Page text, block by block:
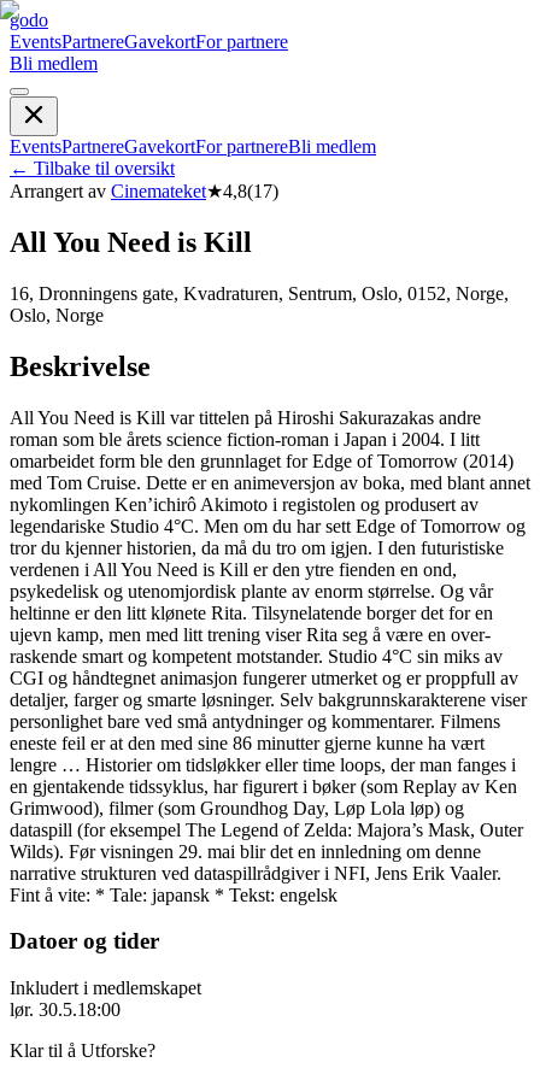
godo
EventsPartnereGavekortFor partnere
Bli medlem
EventsPartnereGavekortFor partnereBli medlem
← Tilbake til oversikt
Arrangert av Cinemateket★4,8(17)
All You Need is Kill
16, Dronningens gate, Kvadraturen, Sentrum, Oslo, 0152, Norge,
Oslo, Norge
Beskrivelse
All You Need is Kill var tittelen på Hiroshi ­Sakurazakas andre
roman som ble årets science fiction-roman i Japan i 2004. I litt
omarbeidet form ble den grunnlaget for Edge of Tomorrow (2014)
med Tom Cruise. Dette er en animeversjon av boka, med blant annet
nykomlingen Ken’ichirô Akimoto i registolen og produsert av
legendariske Studio 4°C. Men om du har sett Edge of Tomorrow og
tror du kjenner historien, da må du tro om igjen. I den futuristiske
verdenen i All You Need is Kill er den ytre fienden en ond,
psykedelisk og utenomjordisk plante av enorm størrelse. Og vår
heltinne er den litt klønete Rita. Tilsynelatende borger det for en
ujevn kamp, men med litt trening viser Rita seg å være en over­
raskende smart og kompetent motstander. Studio 4°C sin miks av
CGI og håndtegnet animasjon fungerer utmerket og er proppfull av
detaljer, farger og smarte løsninger. Selv ­bakgrunnskarakterene viser
personlighet bare ved små antydninger og kommentarer. Filmens
eneste feil er at den med sine 86 minutter gjerne kunne ha vært
lengre … Historier om tidsløkker eller time loops, der man fanges i
en gjentakende tids­syklus, har ­figurert i bøker (som Replay av Ken
Grimwood), filmer (som Groundhog Day, Løp Lola løp) og
dataspill (for eksempel The Legend of Zelda: Majora’s Mask, Outer
Wilds). Før visningen 29. mai blir det en innledning om denne
narrative strukturen ved dataspillrådgiver i NFI, Jens Erik Vaaler.
Fint å vite: * Tale: japansk * Tekst: engelsk
Datoer og tider
Inkludert i medlemskapet
lør. 30.5.18:00
Klar til å Utforske?